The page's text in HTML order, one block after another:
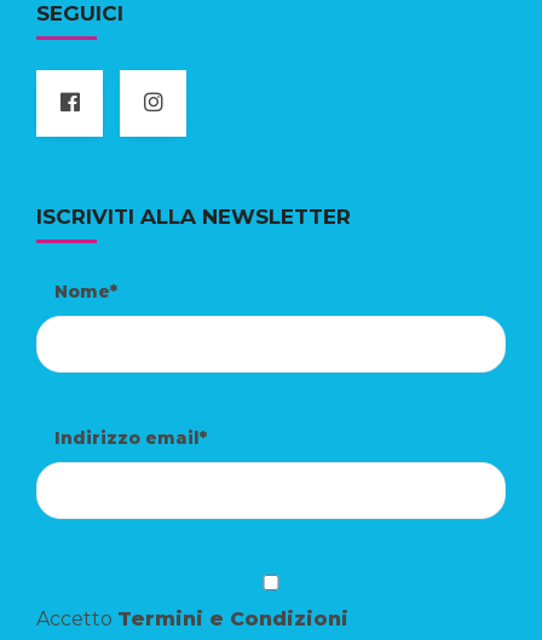
SEGUICI
ISCRIVITI ALLA NEWSLETTER
Nome*
Indirizzo email*
Accetto Termini e Condizioni